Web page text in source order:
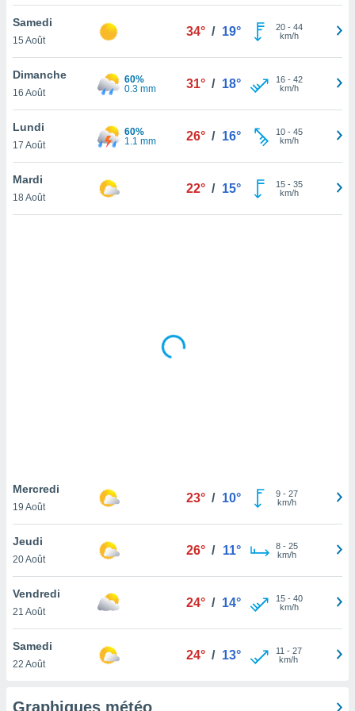
votre
à
en
le
notre
que
et que
Samedi
15 Août
34° / 19° 20- 44
km/h
Dimanche
16 Août
60%
0.3 mm
31° / 18° 16- 42
km/h
Lundi
17 Août
60%
1.1 mm
26° / 16° 10- 45
km/h
Mardi
18 Août
22° / 15° 15- 35
km/h
Mercredi
19 Août
23° / 10° 9- 27
km/h
Jeudi
20 Août
26° / 11° 8- 25
km/h
Vendredi
21 Août
24° / 14° 15- 40
km/h
Samedi
22 Août
24° / 13° 11 - 27
km/h
Graphiques météo